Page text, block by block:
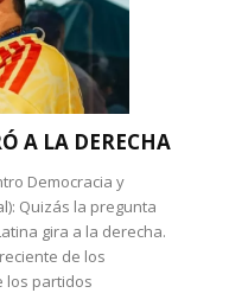
A LA DERECHA
Democracia y
Quizás la pregunta
gira a la derecha.
de los
los partidos